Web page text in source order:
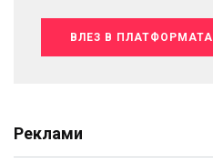
ВЛЕЗ В ПЛАТФОРМАТА
Реклами